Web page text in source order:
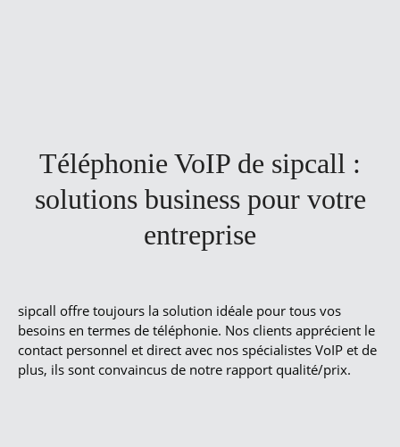
Téléphonie VoIP de sipcall :
solutions business pour votre
entreprise
sipcall offre toujours la solution idéale pour tous vos
besoins en termes de téléphonie. Nos clients apprécient le
contact personnel et direct avec nos spécialistes VoIP et de
plus, ils sont convaincus de notre rapport qualité/prix.